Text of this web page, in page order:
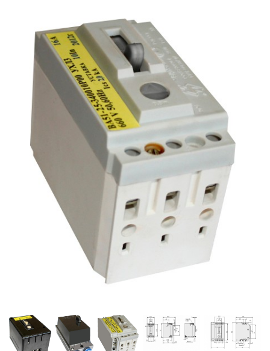
диэлектрические
Стремянки с
Стремянки с
опорой
Ширмы
РЗА (шторы)
Штендеры
Щиты
диэлектрические